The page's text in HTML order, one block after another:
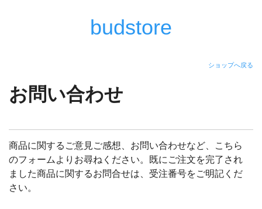
budstore
ショップへ戻る
お問い合わせ
商品に関するご意見ご感想、お問い合わせなど、こちら
のフォームよりお尋ねください。既にご注文を完了され
ました商品に関するお問合せは、受注番号をご明記くだ
さい。